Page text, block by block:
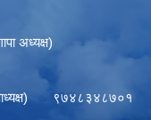
अध्यक्ष)
९७४८३४८७०१